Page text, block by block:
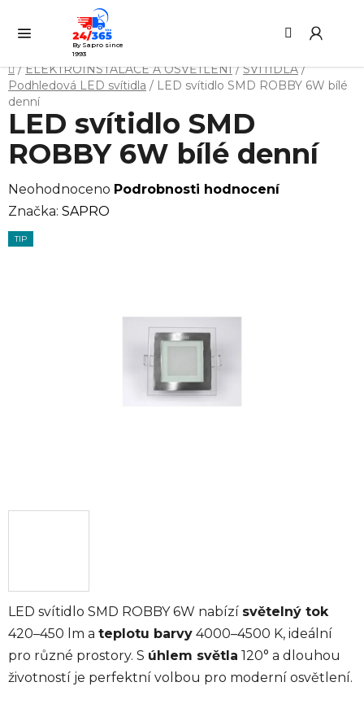
obsah
By Sapro since
1993
Domů
/ ELEKTROINSTALACE A OSVĚTLENÍ / SVÍTIDLA /
Podhledová LED svítidla / LED svítidlo SMD ROBBY 6W bílé
denní
LED svítidlo SMD ROBBY 6W nabízí světelný tok
420–450 lm a teplotu barvy 4000–4500 K, ideální
pro různé prostory. S úhlem světla 120° a dlouhou
životností je perfektní volbou pro moderní osvětlení.
LED svítidlo SMD
ROBBY 6W bílé denní
Průměrné
hodnocení
produktu
Neohodnoceno Podrobnosti hodnocení
Značka: SAPRO
TIP